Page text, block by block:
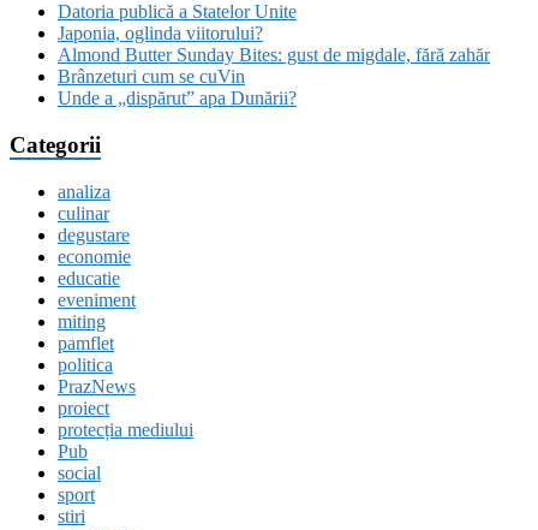
Datoria publică a Statelor Unite
Japonia, oglinda viitorului?
Almond Butter Sunday Bites: gust de migdale, fără zahăr
Brânzeturi cum se cuVin
Unde a „dispărut” apa Dunării?
Categorii
analiza
culinar
degustare
economie
educatie
eveniment
miting
pamflet
politica
PrazNews
proiect
protecția mediului
Pub
social
sport
stiri